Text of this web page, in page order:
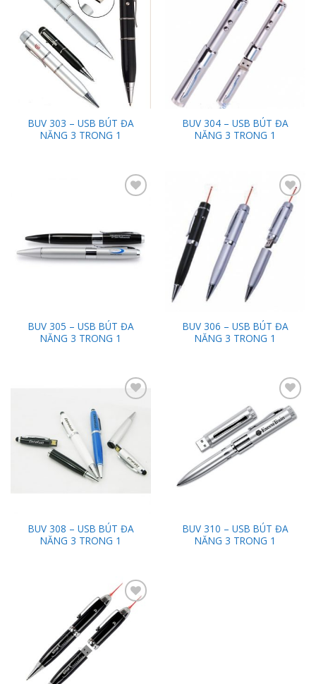
Add to
Wishlist
BUV 303 – USB BÚT ĐA
NĂNG 3 TRONG 1
Add to
Wishlist
BUV 304 – USB BÚT ĐA
NĂNG 3 TRONG 1
BUV 305 – USB BÚT ĐA
NĂNG 3 TRONG 1
Add to
Wishlist
BUV 306 – USB BÚT ĐA
NĂNG 3 TRONG 1
Wishlist
BUV 308 – USB BÚT ĐA
NĂNG 3 TRONG 1
Add to
Wishlist
BUV 310 – USB BÚT ĐA
NĂNG 3 TRONG 1
Add to
Wishlist